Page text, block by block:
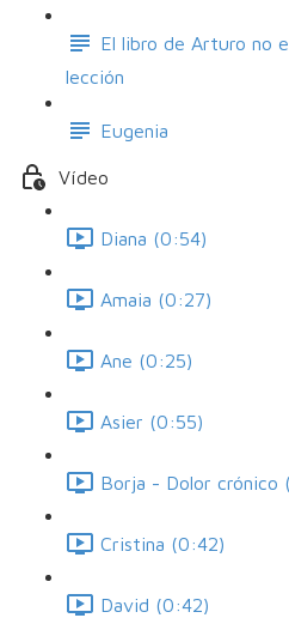
El libro de Arturo no
lección
Eugenia
Vídeo
Diana (0:54)
Amaia (0:27)
Ane (0:25)
Asier (0:55)
Borja - Dolor crónico
Cristina (0:42)
David (0:42)